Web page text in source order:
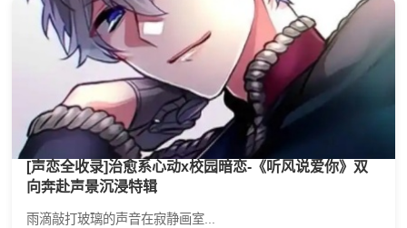
[声恋全收录]治愈系心动x校园暗恋-《听风说爱你》双
向奔赴声景沉浸特辑
雨滴敲打玻璃的声音在寂静画室...